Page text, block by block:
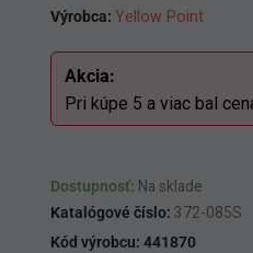
Výrobca: Yellow Point
Akcia:
Pri kúpe 5 a viac bal
Dostupnosť: Na sklade
Katalógové číslo: 372-085S
Kód výrobcu: 441870